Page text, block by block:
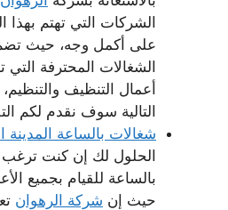
الشركات التي تهتم بهذا
على أكمل وجه، حيث
الشغالات المحترفة التي
أعمال التنظيف
التالية سوف نقدم لكم
شغالات بالساعة المدينة
الحلول لك إن كنت ترغب
بالساعة للقيام بجميع
حيث إن شركة الرهوان